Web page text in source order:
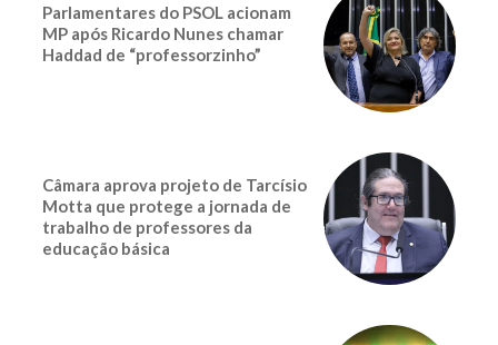
Parlamentares do PSOL acionam
MP após Ricardo Nunes chamar
Haddad de “professorzinho”
Câmara aprova projeto de Tarcísio
Motta que protege a jornada de
trabalho de professores da
educação básica